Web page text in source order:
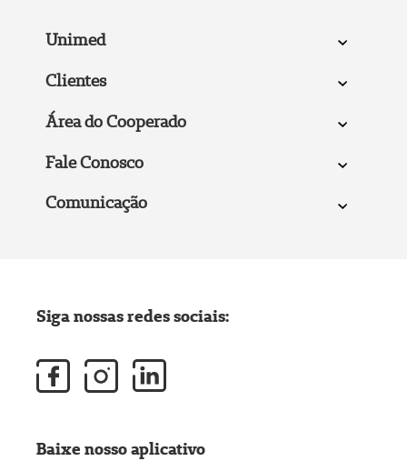
Unimed
Clientes
Área do Cooperado
Fale Conosco
Comunicação
Siga nossas redes sociais:
Baixe nosso aplicativo